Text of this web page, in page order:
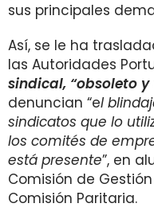
sus principales
Así, se le ha
las Autoridades
sindical, “obsoleto
denuncian “el
sindicatos que lo
los comités de
está presente”, en
Comisión de
Comisión Paritaria.